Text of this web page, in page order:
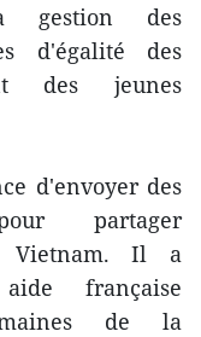
gestion des
d'égalité des
des jeunes
d'envoyer des
partager
Vietnam. Il a
française
de la